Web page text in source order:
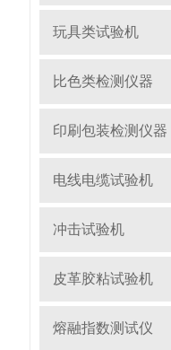
玩具类试验机
比色类检测仪器
印刷包装检测仪器
电线电缆试验机
冲击试验机
皮革胶粘试验机
熔融指数测试仪